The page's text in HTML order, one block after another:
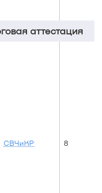
аттестация
СВЧиКР 8